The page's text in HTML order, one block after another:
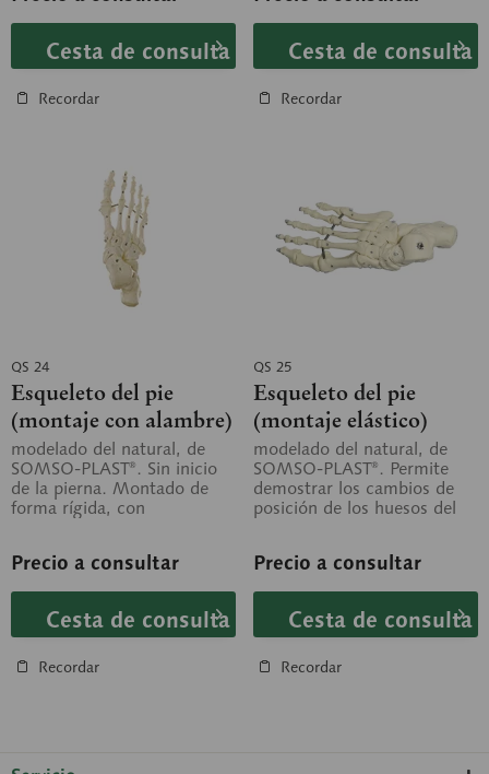
Cesta de consulta
Recordar
Cesta de consulta
Recordar
QS 24
Esqueleto del pie
(montaje con alambre)
modelado del natural, de
SOMSO-PLAST®. Sin inicio
de la pierna. Montado de
forma rígida, con
Precio a consultar
Cesta de consulta
Recordar
QS 25
Esqueleto del pie
(montaje elástico)
modelado del natural, de
SOMSO-PLAST®. Permite
demostrar los cambios de
posición de los huesos del
Precio a consultar
Cesta de consulta
Recordar